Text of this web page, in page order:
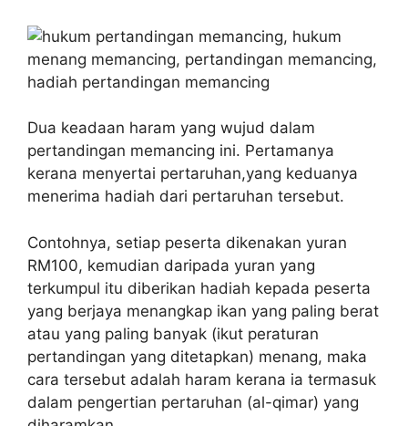
Dua keadaan haram yang wujud dalam
pertandingan memancing ini. Pertamanya
kerana menyertai pertaruhan,yang keduanya
menerima hadiah dari pertaruhan tersebut.
Contohnya, setiap peserta dikenakan yuran
RM100, kemudian daripada yuran yang
terkumpul itu diberikan hadiah kepada peserta
yang berjaya menangkap ikan yang paling berat
atau yang paling banyak (ikut peraturan
pertandingan yang ditetapkan) menang, maka
cara tersebut adalah haram kerana ia termasuk
dalam pengertian pertaruhan (al-qimar) yang